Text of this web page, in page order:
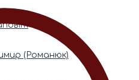
(Романюк)